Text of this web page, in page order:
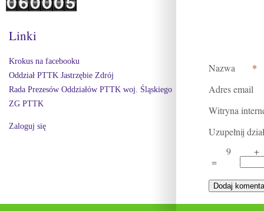
Nazwa *
Adres email
Witryna
Uzupełnij
9
+
=
Linki
Krokus na facebooku
Oddział PTTK Jastrzębie Zdrój
Rada Prezesów Oddziałów PTTK woj. Śląskiego
ZG PTTK
Zaloguj się